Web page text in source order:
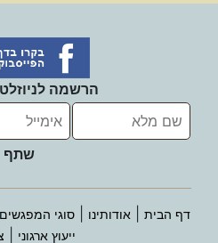
הרשמה
שתף
דף הבית אודותינו סוגי המפגשים
ייעוץ ארגוני